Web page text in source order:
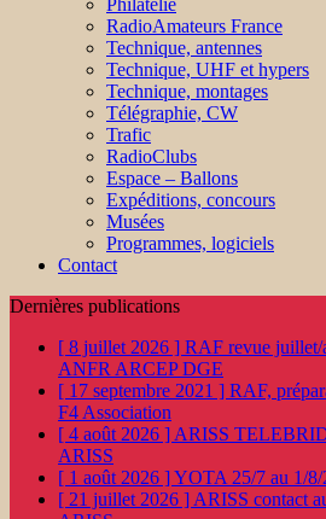
Philatélie
RadioAmateurs France
Technique, antennes
Technique, UHF et hypers
Technique, montages
Télégraphie, CW
Trafic
RadioClubs
Espace – Ballons
Expéditions, concours
Musées
Programmes, logiciels
Contact
Dernières publications
[ 8 juillet 2026 ] RAF revue juillet/
ANFR ARCEP DGE
[ 17 septembre 2021 ] RAF,
F4 Association
[ 4 août 2026 ] ARISS
ARISS
[ 1 août 2026 ]YOTA 25/7 au 1/8/
[ 21 juillet 2026 ] ARISS contact